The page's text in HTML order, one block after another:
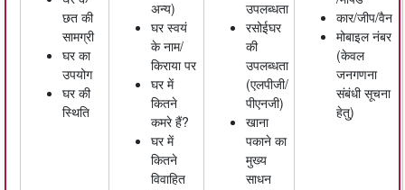
छत की
सामग्री
घर का
उपयोग
घर की
स्थिति
अन्य)
घर स्वयं
के नाम/
किराया पर
घर में
कितने
कमरे हैं?
घर में
कितने
विवाहित
उपलब्धता
रसोईघर
की
उपलब्धता
(एलपीजी/
पीएनजी)
खाना
पकाने का
मुख्य
साधन
कार/जीप/वैन
मोबाइल नंबर
(केवल
जनगणना
संबंधी सूचना
हेतु)